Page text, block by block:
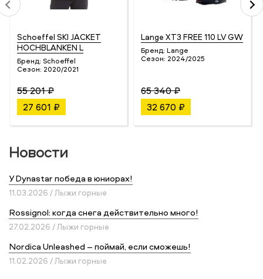
Schoeffel SKI JACKET
HOCHBLANKEN L
Бренд: Schoeffel
Сезон: 2020/2021
55 201 ₽
27 601 ₽
Lange XT3 FREE 110 LV GW
Бренд: Lange
Сезон: 2024/2025
65 340 ₽
32 670 ₽
Новости
У Dynastar победа в юниорах!
11.03.2026 / Лыжи горные
Rossignol: когда снега действительно много!
27.02.2026 / Лыжи горные
Nordica Unleashed – поймай, если сможешь!
11.02.2026 / Лыжи горные